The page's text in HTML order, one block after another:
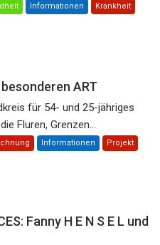
Informationen Krankheit
besonderen ART
für 54- und 25-jähriges
Fluren, Grenzen...
Informationen Projekt
Fanny H E N S E L und